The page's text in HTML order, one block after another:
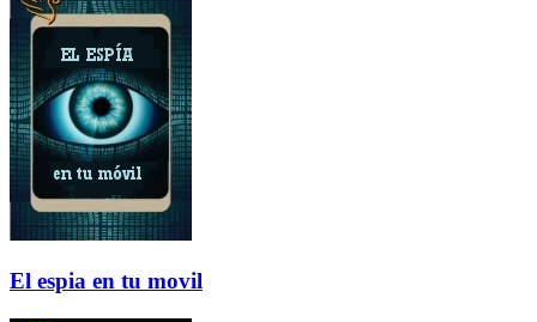
El espia en tu movil